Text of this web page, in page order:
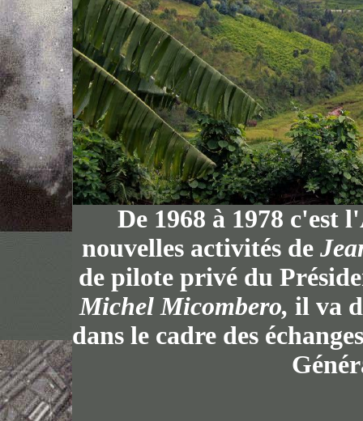
De 1968 à 1978 c'est
nouvelles activités de
de pilote privé du
Michel Micombero, il va
dans le cadre des